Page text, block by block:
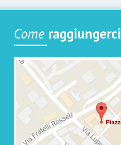
Come raggiungerci